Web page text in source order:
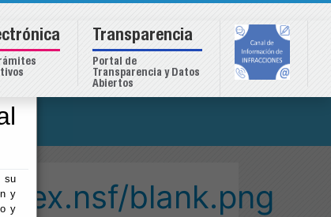
su
y
y
blank.png
Transparencia
Portal de
Transparencia y Datos
Abiertos